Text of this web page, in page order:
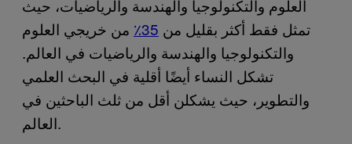
العلوم والتكنولوجيا والهندسة والرياضيات، حيث
تمثل فقط أكثر بقليل من 35٪ من خريجي العلوم
والتكنولوجيا والهندسة والرياضيات في العالم.
تشكل النساء أيضًا أقلية في البحث العلمي
والتطوير، حيث يشكلن أقل من ثلث الباحثين في
العالم.